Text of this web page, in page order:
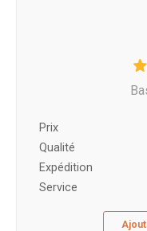
Prix ​​
Qualité
Expédition
Service